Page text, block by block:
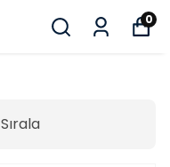
0
Sırala